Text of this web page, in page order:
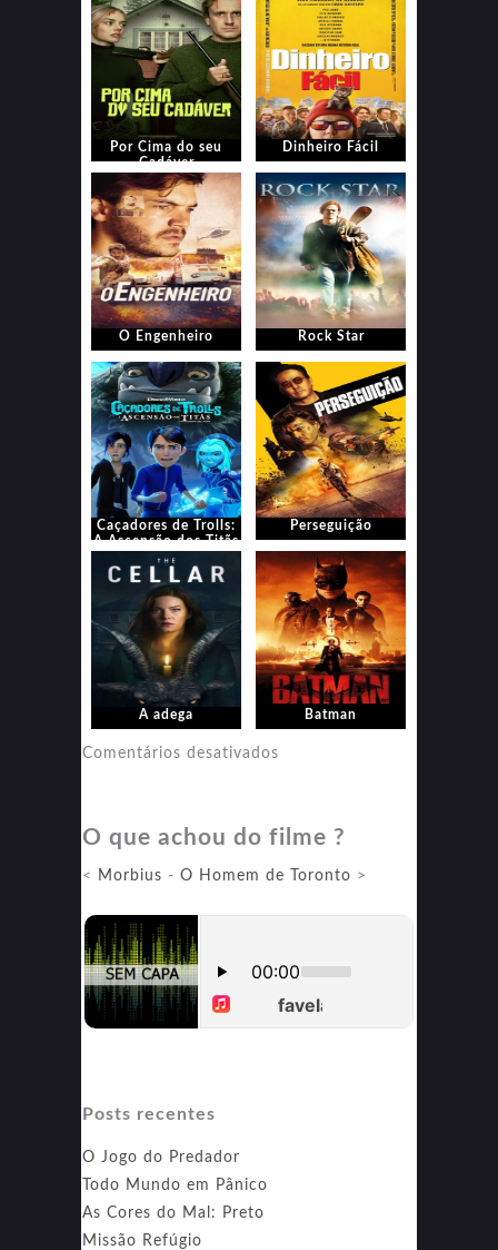
Por Cima do seu
Cadáver
Dinheiro Fácil
O Engenheiro Rock Star
Caçadores de Trolls:
A Ascensão dos Titãs
Perseguição
A adega Batman
Comentários desativados
O que achou do filme ?
< Morbius - O Homem de Toronto >
Posts recentes
O Jogo do Predador
Todo Mundo em Pânico
As Cores do Mal: Preto
Missão Refúgio